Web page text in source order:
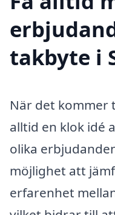
takbyte i
När det kommer
alltid en klok idé
olika
möjlighet att
erfarenhet